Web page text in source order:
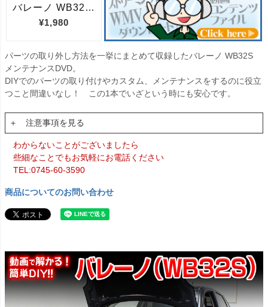
パーツの取り外し方法を一挙にまとめて収録したバレーノ WB32S
メンテナンスDVD。
DIYでのパーツの取り付けやカスタム、メンテナンスをするのに役立
つこと間違いなし！ この1本でいざという時にも安心です。
＋ 注意事項を見る
わからないことがございましたら
些細なことでもお気軽にお電話ください
TEL:0745-60-3590
商品についてのお問い合わせ